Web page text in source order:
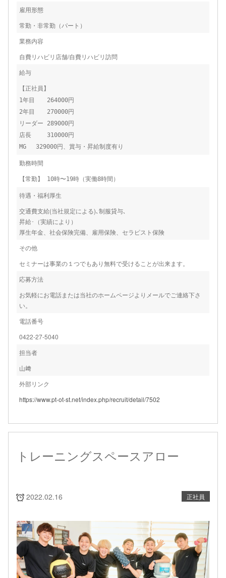
雇用形態
常勤・非常勤（パート）
業務内容
自費リハビリ店舗/自費リハビリ訪問
給与
【正社員】
1年目 264000円
2年目 270000円
リーダー 289000円
店長 310000円
MG 329000円、賞与・昇給制度有り
勤務時間
【常勤】 10時〜19時（実働8時間）
待遇・福利厚生
交通費支給(当社規定による)､制服貸与､
昇給･（実績により）
厚生年金、社会保険完備、雇用保険、セラピスト保険
その他
セミナーは事業の１つでもあり無料で受けることが出来ます。
応募方法
お気軽にお電話または当社のホームページよりメールでご連絡下さ
い。
電話番号
0422-27-5040
担当者
山﨑
外部リンク
https://www.pt-ot-st.net/index.php/recruit/detail/7502
トレーニングスペースアロー
2022.02.16 正社員